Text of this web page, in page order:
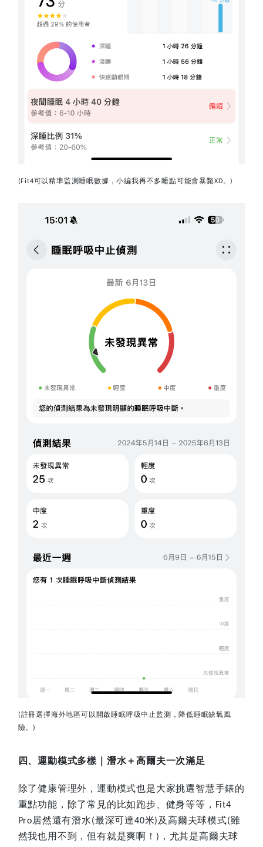
(Fit4可以精準監測睡眠數據，小編我再不多睡點可能會暴斃XD。)
(註冊選擇海外地區可以開啟睡眠呼吸中止監測，降低睡眠缺氧風
險。)
四、運動模式多樣｜潛水＋高爾夫一次滿足
除了健康管理外，運動模式也是大家挑選智慧手錶的
重點功能，除了常見的比如跑步、健身等等， Fit4
Pro居然還有潛水(最深可達40米)及高爾夫球模式(雖
然我也用不到，但有就是爽啊！ ) ，尤其是高爾夫球